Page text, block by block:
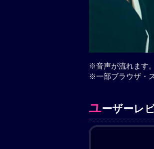
※音声が流れます
※一部ブラウザ・
ユーザーレ